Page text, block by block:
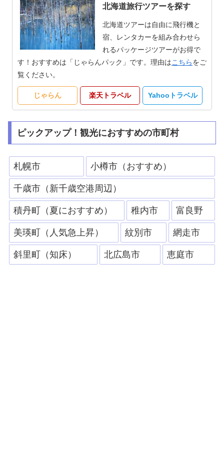
北海道旅行ツアーを探す
北海道ツアーは自由に飛行機と
宿、レンタカーを組み合わせら
れるパッケージツアーがお得で
す！おすすめは「じゃらんパック」です。理由はこちらをご
覧ください。
じゃらん 楽天トラベル Yahooトラベル
ピックアップ！観光におすすめの市町村
札幌市 小樽市（おすすめ）
千歳市（新千歳空港周辺）
積丹町（夏におすすめ） 稚内市 富良野
美瑛町（人気急上昇） 紋別市 網走市
斜里町（知床） 北広島市 恵庭市